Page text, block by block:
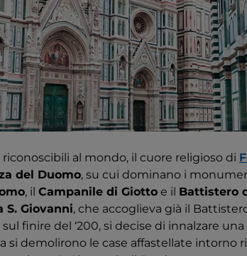
al mondo, il cuore religioso di
del Duomo, su cui dominano i
, il Campanile di Giotto e il Battistero
S. Giovanni, che accoglieva già il
finire del ‘200, si decise di innalzare
si demolirono le case affastellate intorno